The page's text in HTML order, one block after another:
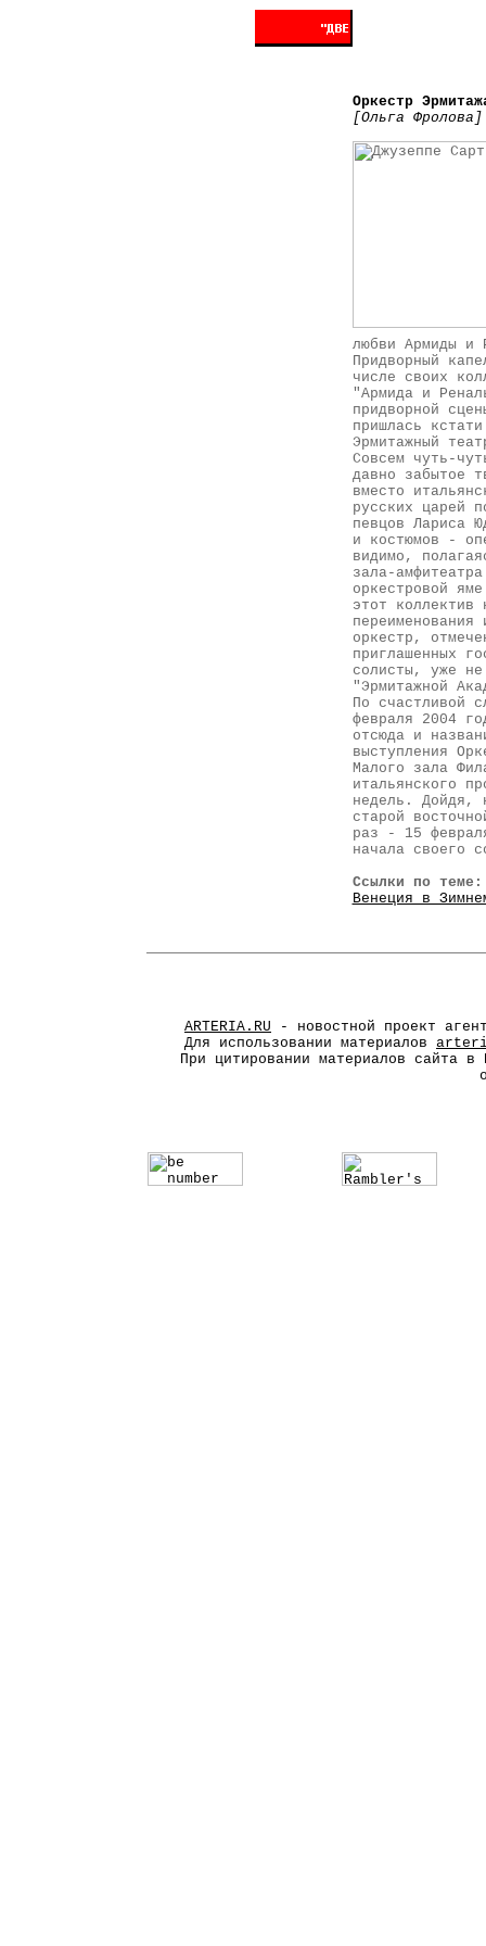
Оркестр
[Ольга Фролова]
любви Армиды и
Придворный
числе своих
"Армида и
придворной
пришлась
Эрмитажный
Совсем чуть-
давно забытое
вместо
русских царей
певцов Лариса
и костюмов -
видимо,
зала-
оркестровой
этот коллектив
оркестр,
приглашенных
солисты, уже не
"Эрмитажной
По счастливой
февраля 2004
отсюда и
выступления
Малого зала
итальянского
недель. Дойдя,
старой
раз - 15
начала своего
Ссылки по теме:
Венеция в
ARTERIA.RU - новостной проект
Для использовании материалов
При цитировании материалов сайта